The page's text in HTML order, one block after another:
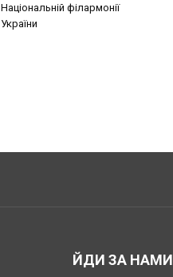
Національній філармонії
України
ЙДИ ЗА НАМИ